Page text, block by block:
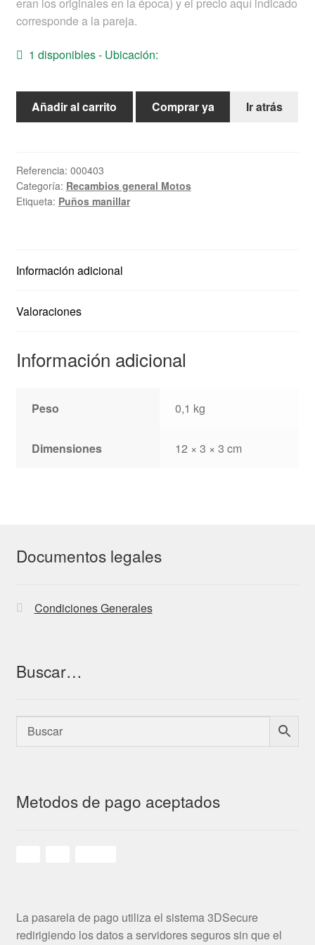
Ayuda
Español
eran los originales en la época) y el precio aquí indicado
corresponde a la pareja.
1 disponibles - Ubicación:
Puños
Añadir al carrito Comprar ya Ir atrás
Referencia: 000403
Categoría: Recambios general Motos
Etiqueta: Puños manillar
Información adicional
Valoraciones
Información adicional
Peso 0,1 kg
Dimensiones 12 × 3 × 3 cm
Documentos legales
Condiciones Generales
Buscar…
Metodos de pago aceptados
La pasarela de pago utiliza el sistema 3DSecure
redirigiendo los datos a servidores seguros sin que el